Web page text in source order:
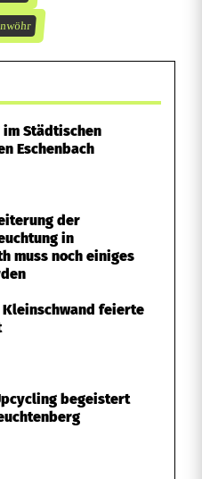
Städtischen
Eschenbach
der
in
muss noch einiges
feierte
begeistert